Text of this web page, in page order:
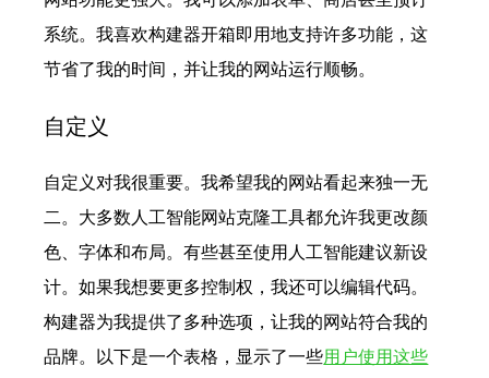
系统。我喜欢构建器开箱即用地支持许多功能，这
节省了我的时间，并让我的网站运行顺畅。
自定义
自定义对我很重要。我希望我的网站看起来独一无
二。大多数人工智能网站克隆工具都允许我更改颜
色、字体和布局。有些甚至使用人工智能建议新设
计。如果我想要更多控制权，我还可以编辑代码。
构建器为我提供了多种选项，让我的网站符合我的
品牌。以下是一个表格，显示了一些用户使用这些